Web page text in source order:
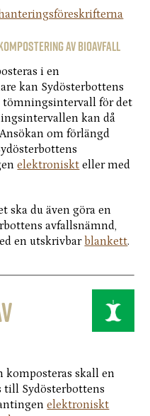
av bioavfall
i en
kan Sydösterbottens
tömningsintervall för det
kan då
om förlängd
elektroniskt eller med
ska du även göra en
avfallsnämnd,
en utskrivbar blankett.
komposteras skall en
till Sydösterbottens
elektroniskt